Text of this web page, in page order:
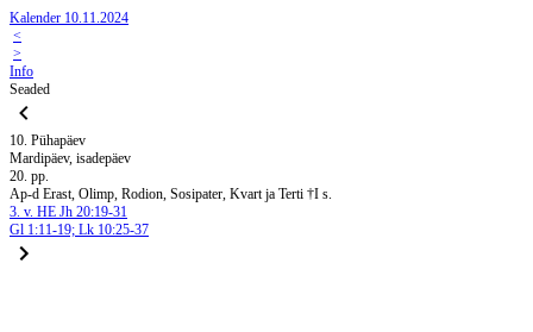
Kalender 10.11.2024
<
>
Info
Seaded
10. Pühapäev
Mardipäev, isadepäev
20. pp.
Ap-d Erast, Olimp, Rodion, Sosipater, Kvart ja Terti †I s.
3. v. HE Jh 20:19-31
Gl 1:11-19; Lk 10:25-37